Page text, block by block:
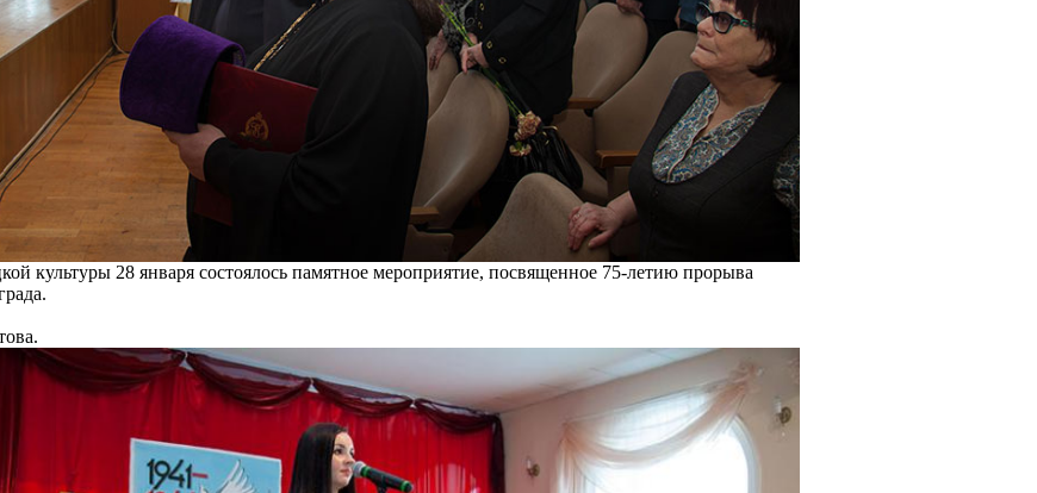
культуры 28 января состоялось памятное мероприятие, посвященное 75-летию прорыва